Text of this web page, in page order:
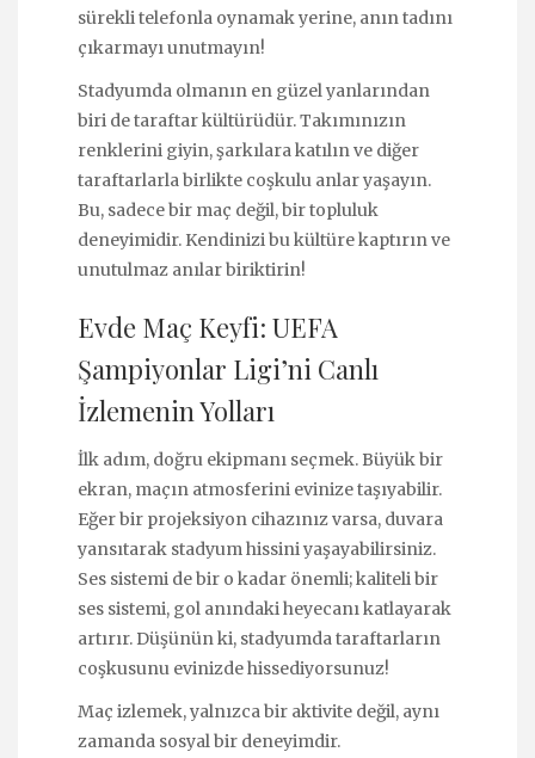
sürekli telefonla oynamak yerine, anın tadını
çıkarmayı unutmayın!
Stadyumda olmanın en güzel yanlarından
biri de taraftar kültürüdür. Takımınızın
renklerini giyin, şarkılara katılın ve diğer
taraftarlarla birlikte coşkulu anlar yaşayın.
Bu, sadece bir maç değil, bir topluluk
deneyimidir. Kendinizi bu kültüre kaptırın ve
unutulmaz anılar biriktirin!
Evde Maç Keyfi: UEFA
Şampiyonlar Ligi’ni Canlı
İzlemenin Yolları
İlk adım, doğru ekipmanı seçmek. Büyük bir
ekran, maçın atmosferini evinize taşıyabilir.
Eğer bir projeksiyon cihazınız varsa, duvara
yansıtarak stadyum hissini yaşayabilirsiniz.
Ses sistemi de bir o kadar önemli; kaliteli bir
ses sistemi, gol anındaki heyecanı katlayarak
artırır. Düşünün ki, stadyumda taraftarların
coşkusunu evinizde hissediyorsunuz!
Maç izlemek, yalnızca bir aktivite değil, aynı
zamanda sosyal bir deneyimdir.